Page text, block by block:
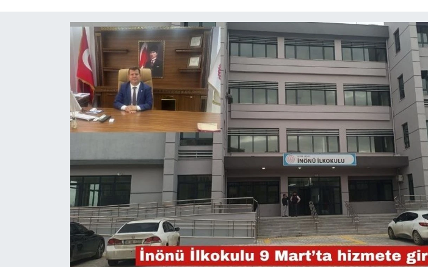
EKONOMİ
EĞİTİM
TARIM VE HAYVANCILIK
RESMİ İLAN